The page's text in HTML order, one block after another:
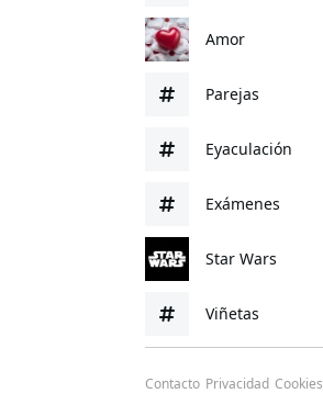
Amor
Parejas
Eyaculación
Exámenes
Star Wars
Viñetas
Contacto Privacidad Cookies